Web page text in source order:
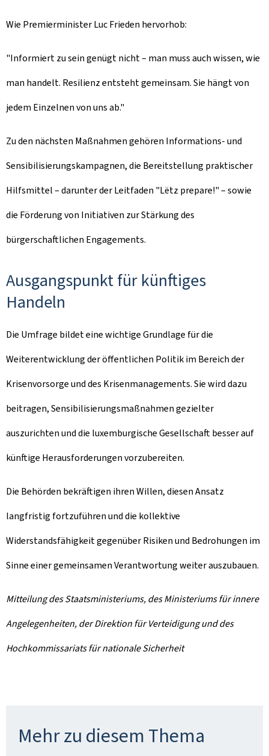
Wie Premierminister Luc Frieden hervorhob:
"Informiert zu sein genügt nicht – man muss auch wissen, wie
man handelt. Resilienz entsteht gemeinsam. Sie hängt von
jedem Einzelnen von uns ab."
Zu den nächsten Maßnahmen gehören Informations- und
Sensibilisierungskampagnen, die Bereitstellung praktischer
Hilfsmittel – darunter der Leitfaden "Lëtz prepare!" – sowie
die Förderung von Initiativen zur Stärkung des
bürgerschaftlichen Engagements.
Ausgangspunkt für künftiges
Handeln
Die Umfrage bildet eine wichtige Grundlage für die
Weiterentwicklung der öffentlichen Politik im Bereich der
Krisenvorsorge und des Krisenmanagements. Sie wird dazu
beitragen, Sensibilisierungsmaßnahmen gezielter
auszurichten und die luxemburgische Gesellschaft besser auf
künftige Herausforderungen vorzubereiten.
Die Behörden bekräftigen ihren Willen, diesen Ansatz
langfristig fortzuführen und die kollektive
Widerstandsfähigkeit gegenüber Risiken und Bedrohungen im
Sinne einer gemeinsamen Verantwortung weiter auszubauen.
Mitteilung des Staatsministeriums, des Ministeriums für innere
Angelegenheiten, der Direktion für Verteidigung und des
Hochkommissariats für nationale Sicherheit
Mehr zu diesem Thema